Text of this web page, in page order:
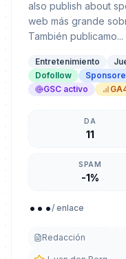
also publish about
web más grande
También publicamo...
Entretenimiento
Dofollow
GSC activo
DA
11
SPAM
-1%
.../ enlace
Redacción